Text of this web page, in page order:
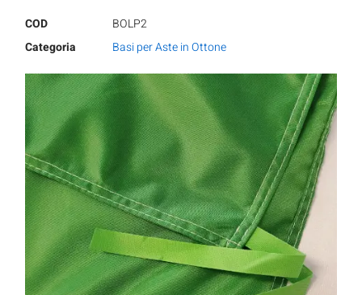
COD
BOLP2
Categoria
Basi per Aste in Ottone